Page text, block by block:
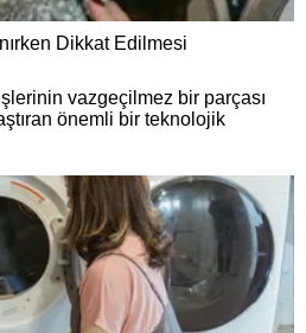
Dikkat Edilmesi
vazgeçilmez bir parçası
önemli bir teknolojik